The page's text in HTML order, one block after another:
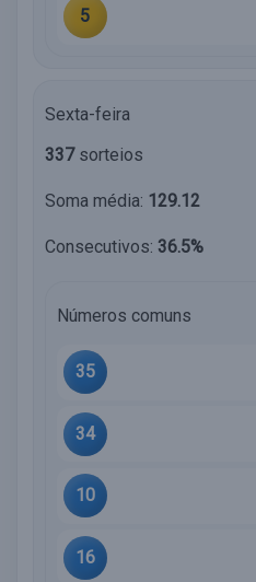
5
Sexta-feira
337sorteios
Soma média: 129.12
Consecutivos: 36.5%
Números comuns
35
34
10
16